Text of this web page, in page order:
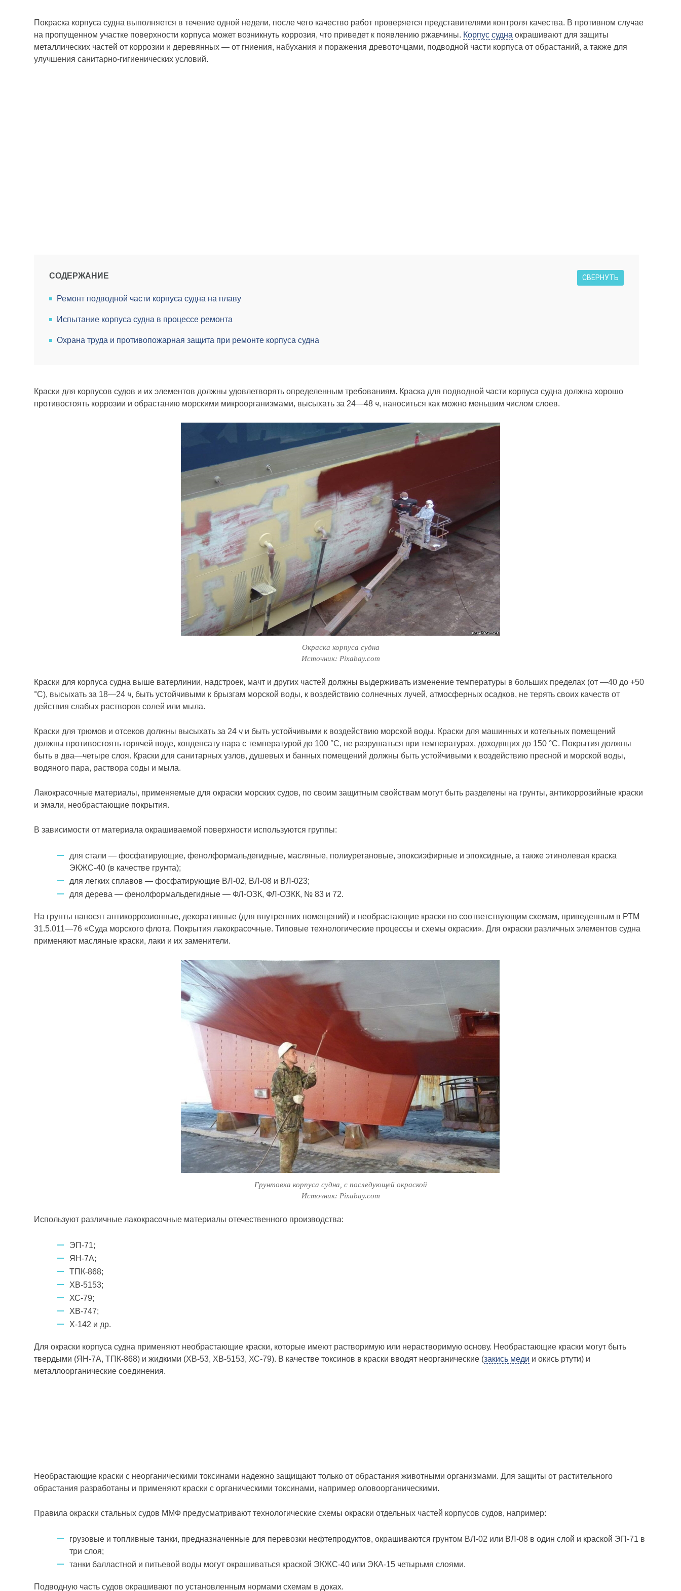
Покраска корпуса судна выполняется в течение одной недели, после чего качество работ проверяется представителями контроля качества. В противном случае
на пропущенном участке поверхности корпуса может возникнуть коррозия, что приведет к появлению ржавчины. Корпус судна окрашивают для защиты
металлических частей от коррозии и деревянных — от гниения, набухания и поражения древоточцами, подводной части корпуса от обрастаний, а также для
улучшения санитарно-гигиенических условий.
СОДЕРЖАНИЕ СВЕРНУТЬ
Ремонт подводной части корпуса судна на плаву
Испытание корпуса судна в процессе ремонта
Охрана труда и противопожарная защита при ремонте корпуса судна
Краски для корпусов судов и их элементов должны удовлетворять определенным требованиям. Краска для подводной части корпуса судна должна хорошо
противостоять коррозии и обрастанию морскими микроорганизмами, высыхать за 24—48 ч, наноситься как можно меньшим числом слоев.
Окраска корпуса судна
Источник: Pixabay.com
Краски для корпуса судна выше ватерлинии, надстроек, мачт и других частей должны выдерживать изменение температуры в больших пределах (от —40 до +50
°С), высыхать за 18—24 ч, быть устойчивыми к брызгам морской воды, к воздействию солнечных лучей, атмосферных осадков, не терять своих качеств от
действия слабых растворов солей или мыла.
Краски для трюмов и отсеков должны высыхать за 24 ч и быть устойчивыми к воздействию морской воды. Краски для машинных и котельных помещений
должны противостоять горячей воде, конденсату пара с температурой до 100 °С, не разрушаться при температурах, доходящих до 150 °С. Покрытия должны
быть в два—четыре слоя. Краски для санитарных узлов, душевых и банных помещений должны быть устойчивыми к воздействию пресной и морской воды,
водяного пара, раствора соды и мыла.
Лакокрасочные материалы, применяемые для окраски морских судов, по своим защитным свойствам могут быть разделены на грунты, антикоррозийные краски
и эмали, необрастающие покрытия.
В зависимости от материала окрашиваемой поверхности используются группы:
для стали — фосфатирующие, фенолформальдегидные, масляные, полиуретановые, эпоксиэфирные и эпоксидные, а также этинолевая краска
ЭКЖС-40 (в качестве грунта);
для легких сплавов — фосфатирующие ВЛ-02, ВЛ-08 и ВЛ-023;
для дерева — фенолформальдегидные — ФЛ-ОЗК, ФЛ-ОЗКК, № 83 и 72.
На грунты наносят антикоррозионные, декоративные (для внутренних помещений) и необрастающие краски по соответствующим схемам, приведенным в РТМ
31.5.011—76 «Суда морского флота. Покрытия лакокрасочные. Типовые технологические процессы и схемы окраски». Для окраски различных элементов судна
применяют масляные краски, лаки и их заменители.
Грунтовка корпуса судна, с последующей окраской
Источник: Pixabay.com
Используют различные лакокрасочные материалы отечественного производства:
ЭП-71;
ЯН-7А;
ТПК-868;
ХВ-5153;
ХС-79;
ХВ-747;
Х-142 и др.
Для окраски корпуса судна применяют необрастающие краски, которые имеют растворимую или нерастворимую основу. Необрастающие краски могут быть
твердыми (ЯН-7А, ТПК-868) и жидкими (ХВ-53, ХВ-5153, ХС-79). В качестве токсинов в краски вводят неорганические (закись меди и окись ртути) и
металлоорганические соединения.
Необрастающие краски с неорганическими токсинами надежно защищают только от обрастания животными организмами. Для защиты от растительного
обрастания разработаны и применяют краски с органическими токсинами, например оловоорганическими.
Правила окраски стальных судов ММФ предусматривают технологические схемы окраски отдельных частей корпусов судов, например:
грузовые и топливные танки, предназначенные для перевозки нефтепродуктов, окрашиваются грунтом ВЛ-02 или ВЛ-08 в один слой и краской ЭП-71 в
три слоя;
танки балластной и питьевой воды могут окрашиваться краской ЭКЖС-40 или ЭКА-15 четырьмя слоями.
Подводную часть судов окрашивают по установленным нормами схемам в доках.